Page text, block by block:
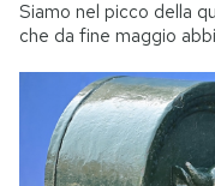
Siamo nel picco della
che da fine maggio